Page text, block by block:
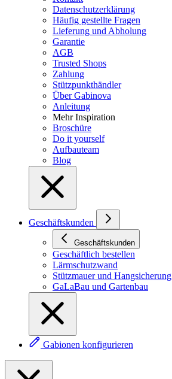
Datenschutzerklärung
Häufig gestellte Fragen
Lieferung und Abholung
Garantie
AGB
Trusted Shops
Zahlung
Stützpunkthändler
Über Gabinova
Anleitung
Mehr Inspiration
Broschüre
Do it yourself
Aufbauteam
Blog
Geschäftskunden
Geschäftskunden
Geschäftlich bestellen
Lärmschutzwand
Stützmauer und Hangsicherung
GaLaBau und Gartenbau
Gabionen konfigurieren